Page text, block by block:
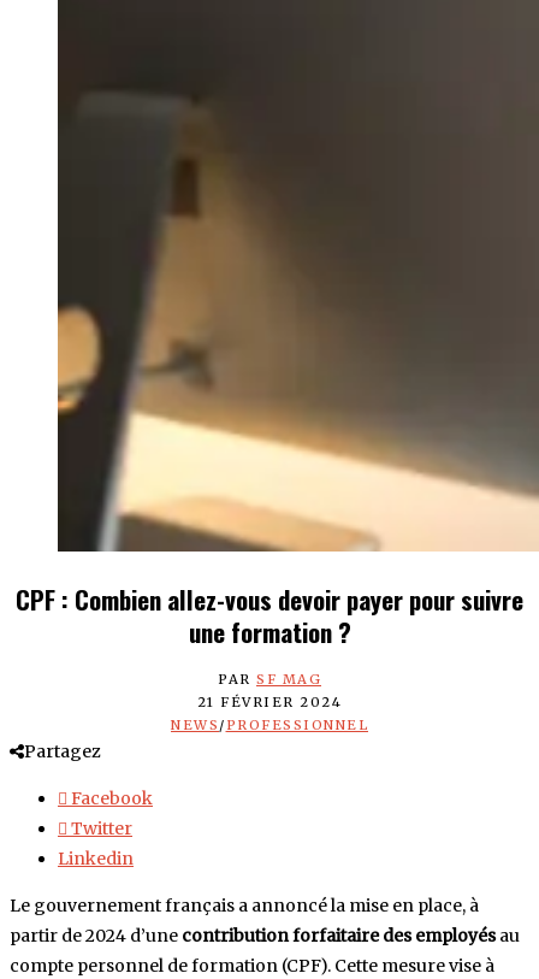
CPF : Combien allez-vous devoir payer pour suivre
une formation ?
PAR SF MAG
21 FÉVRIER 2024
NEWS / PROFESSIONNEL
Partagez
Facebook
Twitter
Linkedin
Le gouvernement français a annoncé la mise en place, à
partir de 2024 d’une contribution forfaitaire des employésau
compte personnel de formation (CPF). Cette mesure vise à